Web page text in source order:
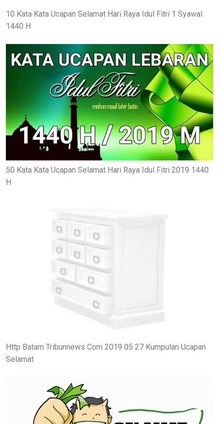
10 Kata Kata Ucapan Selamat Hari Raya Idul Fitri 1 Syawal
1440 H
50 Kata Kata Ucapan Selamat Hari Raya Idul Fitri 2019 1440
H
Http Batam Tribunnews Com 2019 05 27 Kumpulan Ucapan
Selamat